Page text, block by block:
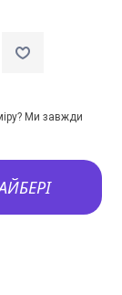
Ми завжди